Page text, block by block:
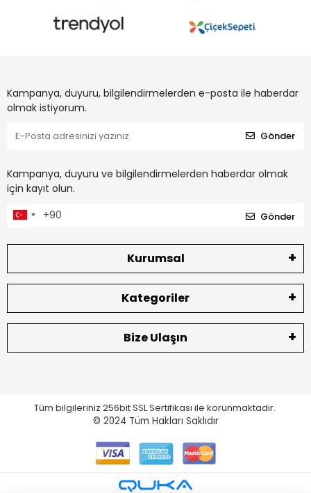
Kampanya, duyuru, bilgilendirmelerden e-posta ile haberdar
olmak istiyorum.
Gönder
Kampanya, duyuru ve bilgilendirmelerden haberdar olmak
için kayıt olun.
Gönder
Kurumsal
Kategoriler
Bize Ulaşın
Tüm bilgileriniz 256bit SSL Sertifikası ile korunmaktadır.
© 2024 Tüm Hakları Saklıdır